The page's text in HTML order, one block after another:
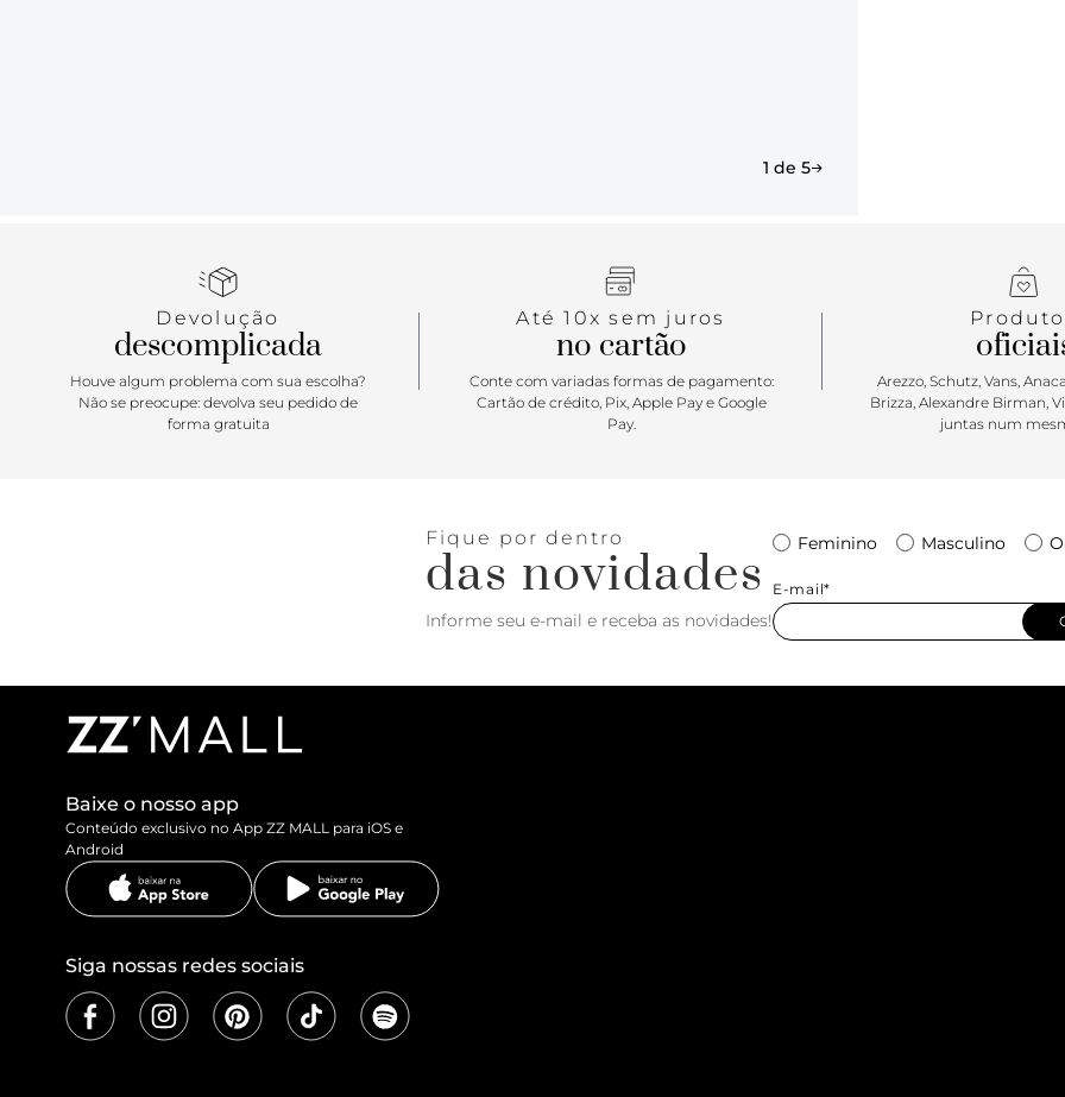
1 de 5
Devolução
descomplicada
Houve algum problema com sua escolha?
Não se preocupe: devolva seu pedido de
forma gratuita
Até 10x sem juros
no cartão
Conte com variadas formas de pagamento:
Cartão de crédito, Pix, Apple Pay e Google
Pay.
Arezzo, Schutz, Vans,
Brizza, Alexandre Birman,
juntas num
Fique por dentro
das novidades
Informe seu e-mail e receba as novidades!
Feminino Masculino
E-mail*
Baixe o nosso app
Conteúdo exclusivo no App ZZ MALL para iOS e
Android
Siga nossas redes sociais